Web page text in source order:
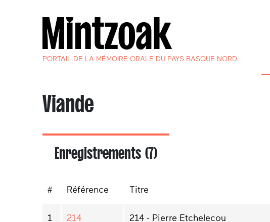
PORTAIL DE LA MÉMOIRE ORALE DU PAYS BASQUE NORD
Viande
Enregistrements (7)
# Référence Titre
1 214 214 - Pierre Etchelecou